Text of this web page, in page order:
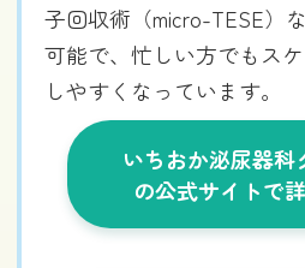
子回収術（micro-TESE）
可能で、忙しい方でもス
しやすくなっています。
いちおか泌尿器科
の公式サイトで